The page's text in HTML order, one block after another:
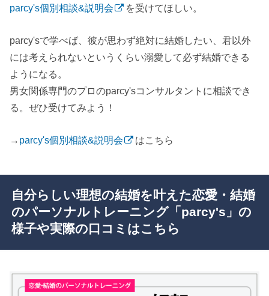
parcy's個別相談&説明会
を受けてほしい。
parcy'sで学べば、彼が思わず絶対に結婚したい、君以外
には考えられないというくらい溺愛して必ず結婚できる
ようになる。
男女関係専門のプロのparcy'sコンサルタントに相談でき
る。ぜひ受けてみよう！
→ parcy's個別相談&説明会 はこちら
自分らしい理想の結婚を叶えた恋愛・結婚
のパーソナルトレーニング「parcy's」の
様子や実際の口コミはこちら